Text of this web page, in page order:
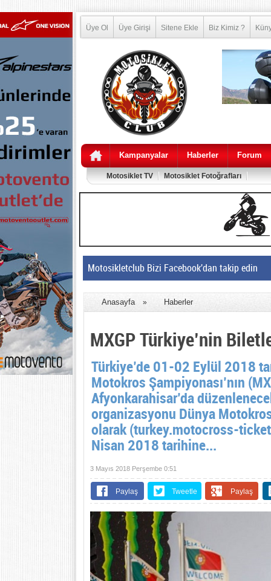
Üye Ol Üye Girişi Sitene Ekle Biz Kimiz ?
Kampanyalar Haberler Forum
Motosiklet TV Motosiklet Fotoğrafları
Motosikletclub Bizi Facebook'dan takip edin
Anasayfa » Haberler
MXGP Türkiye’nin
Türkiye’de 01-02 Eylül 2018
Motokros Şampiyonası’nın
Afyonkarahisar’da
organizasyonu Dünya
olarak (turkey.motocross-
Nisan 2018 tarihine...
3 Mayıs 2018 Perşembe 0:51
Paylaş Tweetle Paylaş